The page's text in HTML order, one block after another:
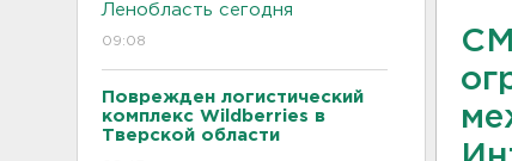
Ленобласть сегодня
09:08
Поврежден логистический
комплекс Wildberries в
Тверской области